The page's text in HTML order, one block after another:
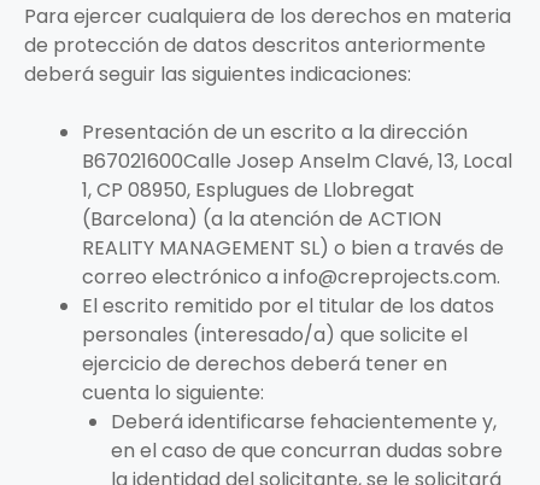
Para ejercer cualquiera de los derechos en materia
de protección de datos descritos anteriormente
deberá seguir las siguientes indicaciones:
Presentación de un escrito a la dirección
B67021600Calle Josep Anselm Clavé, 13, Local
1, CP 08950, Esplugues de Llobregat
(Barcelona) (a la atención de ACTION
REALITY MANAGEMENT SL) o bien a través de
correo electrónico a info@creprojects.com.
El escrito remitido por el titular de los datos
personales (interesado/a) que solicite el
ejercicio de derechos deberá tener en
cuenta lo siguiente:
Deberá identificarse fehacientemente y,
en el caso de que concurran dudas sobre
la identidad del solicitante, se le solicitará